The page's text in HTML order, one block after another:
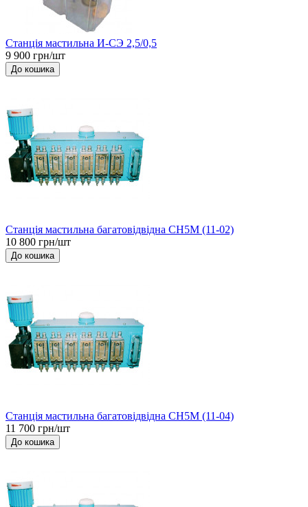
Станція мастильна И-СЭ 2,5/0,5
9 900 грн/шт
До кошика
Станція мастильна багатовідвідна СН5М (11-02)
10 800 грн/шт
До кошика
Станція мастильна багатовідвідна СН5М (11-04)
11 700 грн/шт
До кошика